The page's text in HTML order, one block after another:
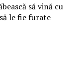
să vină cu
le fie furate